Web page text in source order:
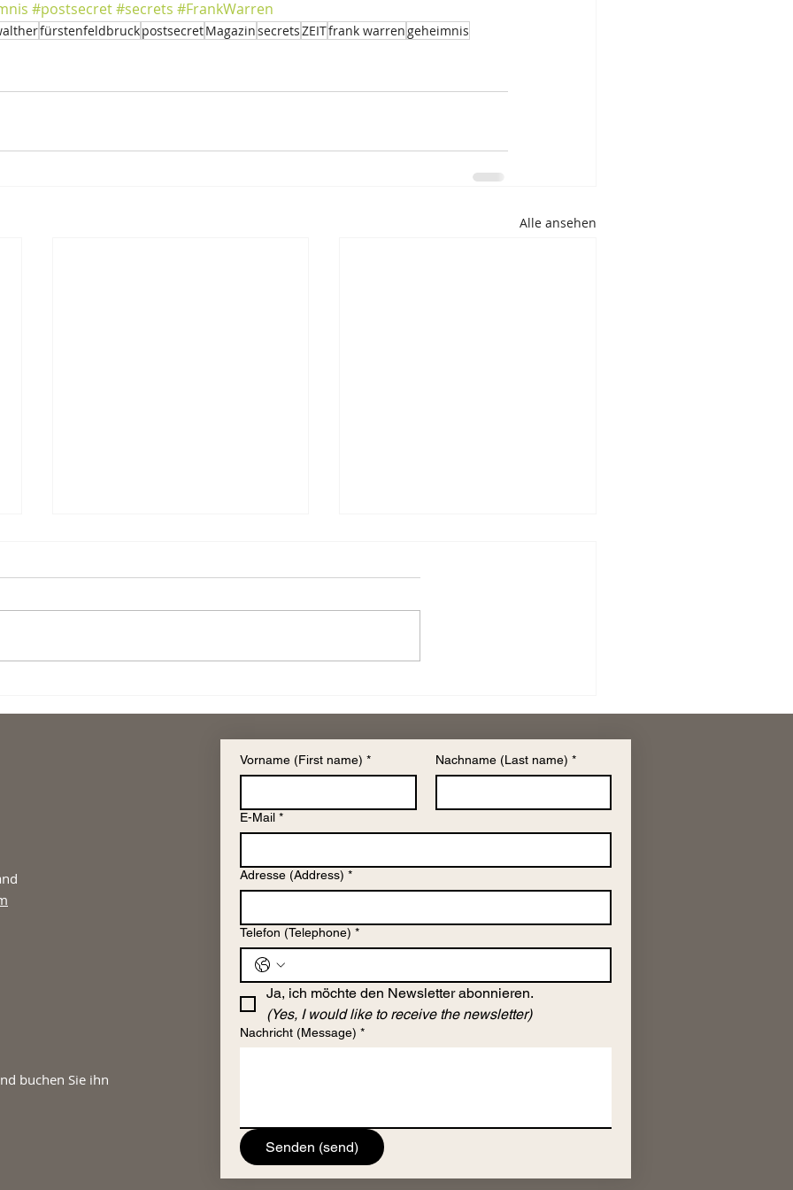
#postsecret#secrets #FrankWarren
fürstenfeldbruckpostsecretMagazinsecretsZEITfrank warren geheimnis
Alle ansehen
Vorname (First name) * Nachname (Last name) *
E-Mail *
Adresse (Address) *
Telefon (Telephone) *
Ja, ich möchte den Newsletter abonnieren.
(Yes, I would like to receive the newsletter)
Nachricht (Message) *
Senden (send)
buchen Sie ihn